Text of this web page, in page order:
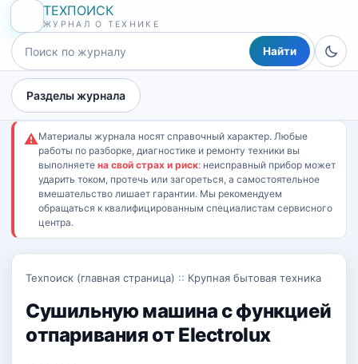
ТЕХПОИСК
ЖУРНАЛ О ТЕХНИКЕ
Найти
Разделы журнала
⚠Материалы журнала носят справочный характер. Любые
работы по разборке, диагностике и ремонту техники вы
выполняете на свой страх и риск: неисправный прибор может
ударить током, протечь или загореться, а самостоятельное
вмешательство лишает гарантии. Мы рекомендуем
обращаться к квалифицированным специалистам сервисного
центра.
Техпоиск (главная страница) :: Крупная бытовая техника
Сушильную машина c функцией
отпаривания от Electrolux